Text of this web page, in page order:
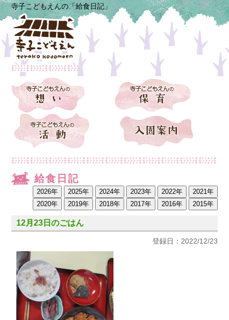
寺子こどもえんの「給食日記」
給食日記
12月23日のごはん
登録日：2022/12/23